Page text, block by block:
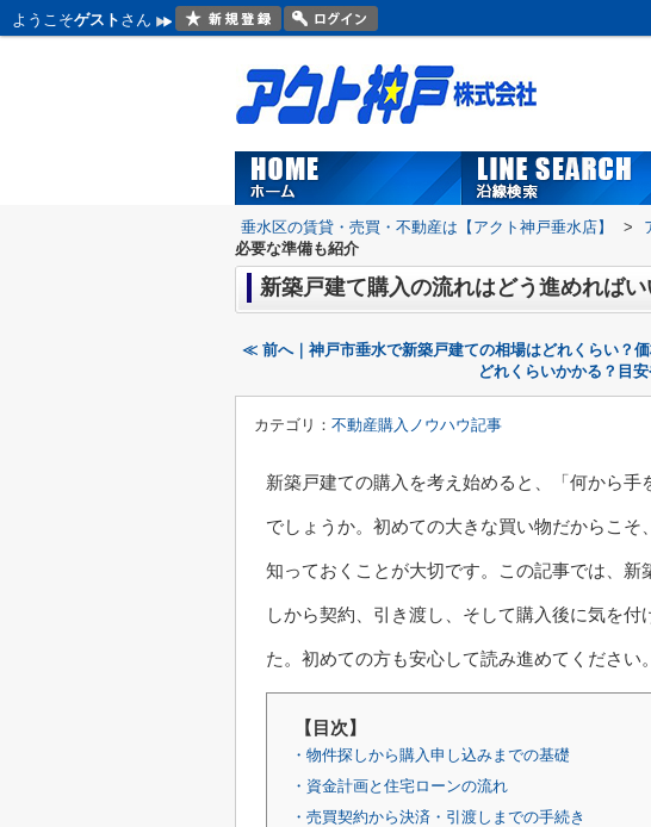
ようこそゲスト さん
垂水区の賃貸・売買・不動産は【アクト神戸垂水店】 >
必要な準備も紹介
新築戸建て購入の流れはどう進めれば
≪ 前へ｜神戸市垂水で新築戸建ての相場はどれくらい？
どれくらいかかる？目
カテゴリ： 不動産購入ノウハウ記事
新築戸建ての購入を考え始めると、「何から
でしょうか。初めての大きな買い物だからこ
知っておくことが大切です。この記事では、
しから契約、引き渡し、そして購入後に気を
た。初めての方も安心して読み進めてください。
【目次】
・物件探しから購入申し込みまでの基礎
・資金計画と住宅ローンの流れ
・売買契約から決済・引渡しまでの手続き